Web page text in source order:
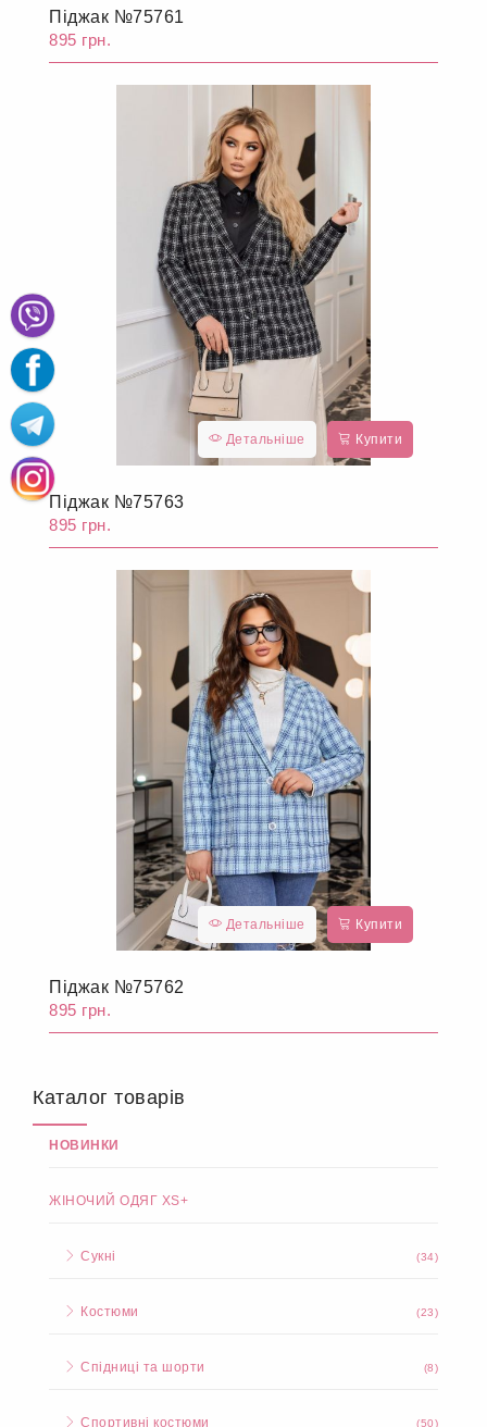
Піджак №75761
895 грн.
Детальніше Купити
Піджак №75763
895 грн.
Детальніше Купити
Піджак №75762
895 грн.
Каталог товарів
НОВИНКИ
ЖІНОЧИЙ ОДЯГ XS+
Сукні (34)
Костюми (23)
Спідниці та шорти (8)
Спортивні костюми (50)